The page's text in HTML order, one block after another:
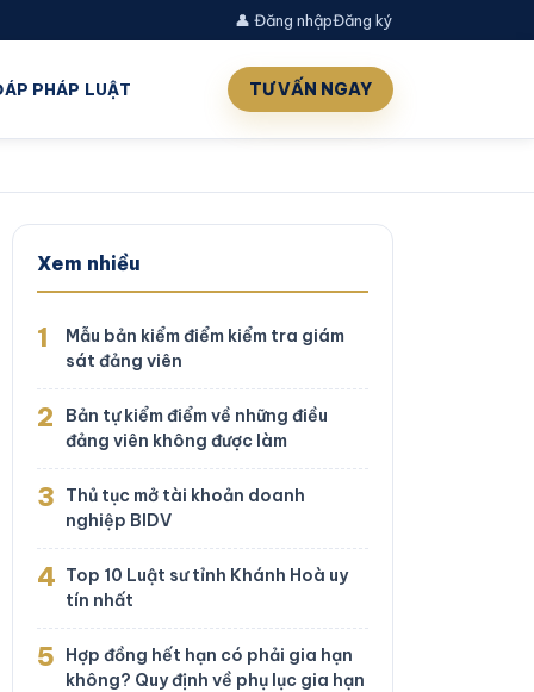
👤 Đăng nhậpĐăng ký
PHÁP LUẬT TƯ VẤN NGAY
Xem nhiều
1
Mẫu bản kiểm điểm kiểm tra giám
sát đảng viên
2
Bản tự kiểm điểm về những điều
đảng viên không được làm
3
Thủ tục mở tài khoản doanh
nghiệp BIDV
4 Top 10 Luật sư tỉnh Khánh Hoà uy
tín nhất
5
Hợp đồng hết hạn có phải gia hạn
không? Quy định về phụ lục gia hạn